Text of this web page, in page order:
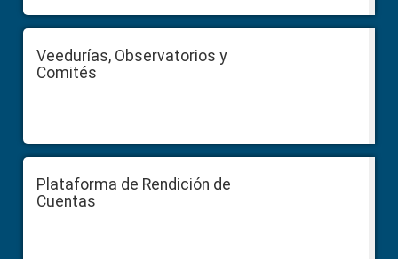
Veedurías, Observatorios y
Comités
Plataforma de Rendición de
Cuentas